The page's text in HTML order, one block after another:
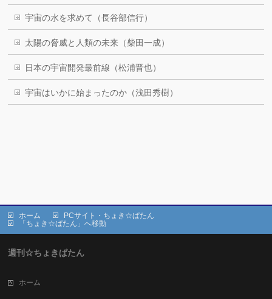
宇宙の水を求めて（長谷部信行）
太陽の脅威と人類の未来（柴田一成）
日本の宇宙開発最前線（松浦晋也）
宇宙はいかに始まったのか（浅田秀樹）
ホーム
PCサイト・ちょき☆ぱたん
「ちょき☆ぱたん」へ移動
週刊☆ちょきぱたん
ホーム